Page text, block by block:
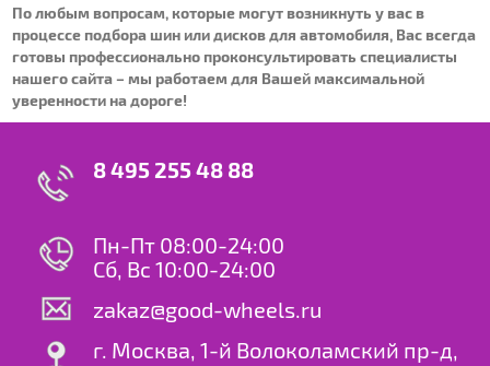
По любым вопросам, которые могут возникнуть у вас в
процессе подбора шин или дисков для автомобиля, Вас всегда
готовы профессионально проконсультировать специалисты
нашего сайта – мы работаем для Вашей максимальной
уверенности на дороге!
8 495 255 48 88
Пн-Пт 08:00-24:00
Сб, Вс 10:00-24:00
zakaz@good-wheels.ru
г. Москва, 1-й Волоколамский пр-д,